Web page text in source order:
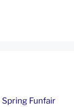
Spring Funfair